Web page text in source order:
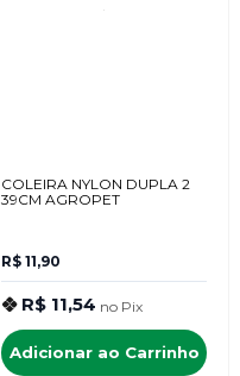
COLEIRA NYLON DUPLA 2
39CM AGROPET
R$ 11,90
R$ 11,54 no Pix
Adicionar ao Carrinho